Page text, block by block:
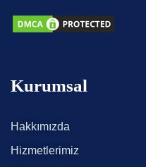
Kurumsal
Hakkımızda
Hizmetlerimiz